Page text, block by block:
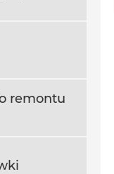
remontu